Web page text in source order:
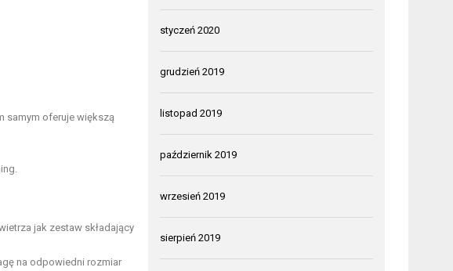
samym oferuje większą
jak zestaw składający
na odpowiedni rozmiar
styczeń 2020
grudzień 2019
listopad 2019
październik 2019
wrzesień 2019
sierpień 2019